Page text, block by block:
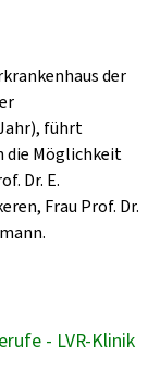
der
führt
die Möglichkeit
Dr. E.
Frau Prof. Dr.
- LVR-Klinik